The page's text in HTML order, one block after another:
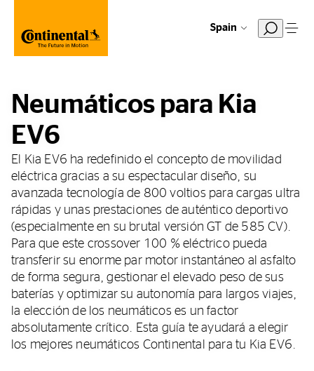
Spain
Neumáticos para Kia
EV6
El Kia EV6 ha redefinido el concepto de movilidad
eléctrica gracias a su espectacular diseño, su
avanzada tecnología de 800 voltios para cargas ultra
rápidas y unas prestaciones de auténtico deportivo
(especialmente en su brutal versión GT de 585 CV).
Para que este crossover 100 % eléctrico pueda
transferir su enorme par motor instantáneo al asfalto
de forma segura, gestionar el elevado peso de sus
baterías y optimizar su autonomía para largos viajes,
la elección de los neumáticos es un factor
absolutamente crítico. Esta guía te ayudará a elegir
los mejores neumáticos Continental para tu Kia EV6.